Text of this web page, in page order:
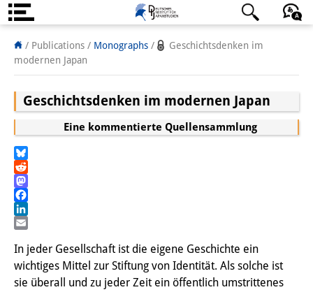
About us
Institute
Team
Directorate
Research Support
Visiting Scholars
日本語 English Deutsch
/ Publications / Monographs /
Geschichtsdenken im
modernen Japan
Geschichtsdenken im modernen Japan
Eine kommentierte Quellensammlung
Bluesky
Reddit
Mastodon
Facebook
LinkedIn
In jeder Gesellschaft ist die eigene Geschichte ein
wichtiges Mittel zur Stiftung von Identität. Als solche ist
sie überall und zu jeder Zeit ein öffentlich umstrittenes